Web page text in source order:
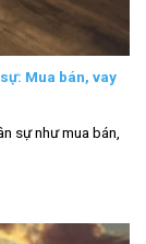
Mua bán, vay
sự như mua bán,